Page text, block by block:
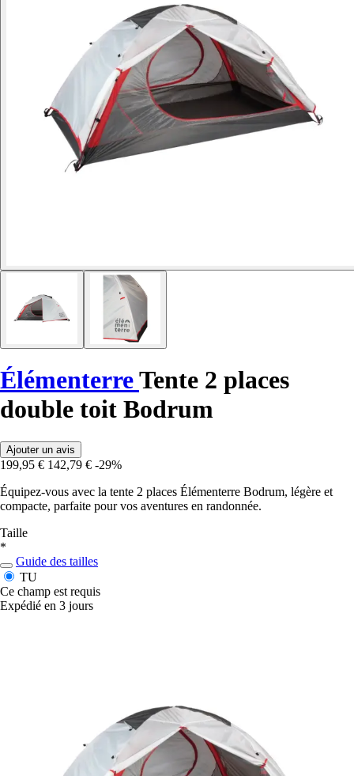
ÉlémenterreTente 2 places
double toit Bodrum
Ajouter un avis
199,95 € 142,79 € -29%
Équipez-vous avec la tente 2 places Élémenterre Bodrum, légère et
compacte, parfaite pour vos aventures en randonnée.
Taille
*
Guide des tailles
TU
Ce champ est requis
Expédié en 3 jours